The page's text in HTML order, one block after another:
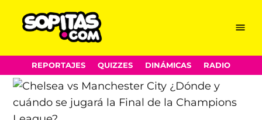
Skip
to
content
Menu
REPORTAJES QUIZZES DINÁMICAS RADIO